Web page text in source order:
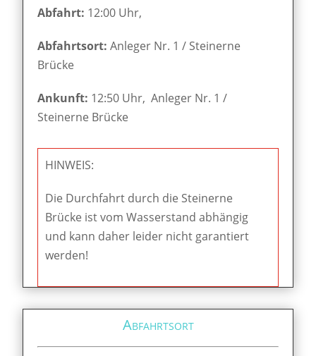
Abfahrt: 12:00 Uhr,
Abfahrtsort:Anleger Nr. 1 / Steinerne
Brücke
Ankunft: 12:50 Uhr, Anleger Nr. 1 /
Steinerne Brücke
HINWEIS:
Die Durchfahrt durch die Steinerne
Brücke ist vom Wasserstand abhängig
und kann daher leider nicht garantiert
werden!
Abfahrtsort